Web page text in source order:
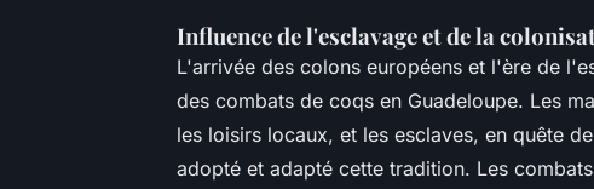
Influence de l'esclavage et de la
L'arrivée des colons européens et l'ère de
des combats de coqs en Guadeloupe. Les
les loisirs locaux, et les esclaves, en quête
adopté et adapté cette tradition. Les